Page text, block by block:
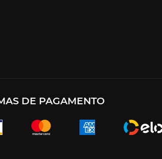
DE PAGAMENTO